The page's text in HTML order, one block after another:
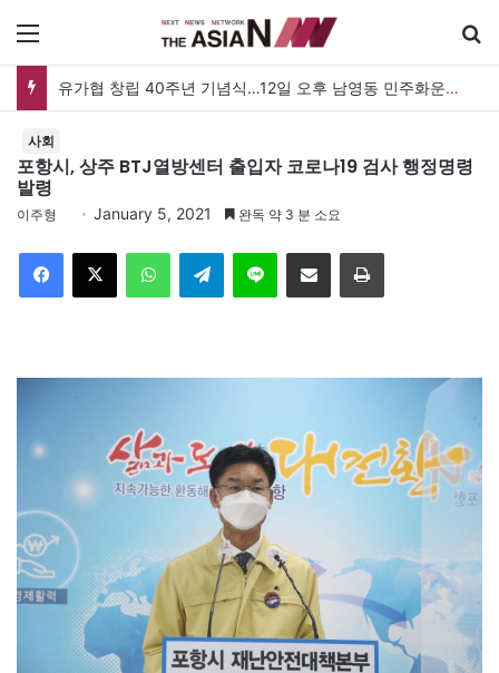
유가협 창립 40주년 기념식…12일 오후 남영동 민주화운동기념관
사회
포항시, 상주 BTJ열방센터 출입자 코로나19 검사 행정명령
발령
이주형 January 5, 2021 완독 약 3 분 소요
Telegram 이메일